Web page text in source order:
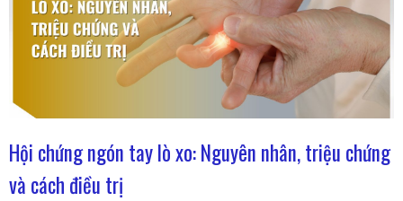
Hội chứng ngón tay lò xo: Nguyên nhân, triệu chứng
và cách điều trị